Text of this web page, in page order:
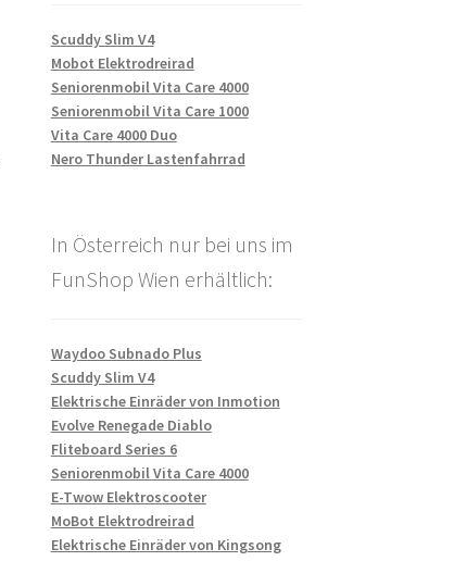
Scuddy Slim V4
Mobot Elektrodreirad
Seniorenmobil Vita Care 4000
Seniorenmobil Vita Care 1000
Vita Care 4000 Duo
Nero Thunder Lastenfahrrad
In Österreich nur bei uns im
FunShop Wien erhältlich:
Waydoo Subnado Plus
Scuddy Slim V4
Elektrische Einräder von Inmotion
Evolve Renegade Diablo
Fliteboard Series 6
Seniorenmobil Vita Care 4000
E-Twow Elektroscooter
MoBot Elektrodreirad
Elektrische Einräder von Kingsong